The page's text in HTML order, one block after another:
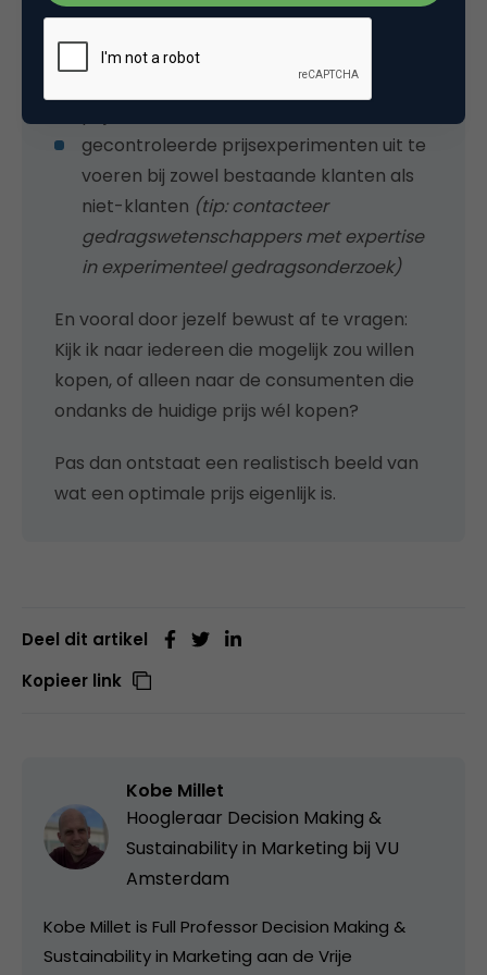
te meten waar bezoekers afhaken
te achterhalen waarom ze afhaken
vraag te analyseren bij verschillende
gecontroleerde prijsexperimenten uit te
voeren bij zowel bestaande klanten als
niet-klanten (tip: contacteer
gedragswetenschappers met expertise
in experimenteel gedragsonderzoek)
En vooral door jezelf bewust af te vragen:
Kijk ik naar iedereen die mogelijk zou willen
kopen, of alleen naar de consumenten die
ondanks de huidige prijs wél kopen?
Pas dan ontstaat een realistisch beeld van
wat een optimale prijs eigenlijk is.
Deel dit artikel
Kopieer link
Kobe Millet
Hoogleraar Decision Making &
Sustainability in Marketing bij VU
Amsterdam
Kobe Millet is Full Professor Decision Making &
Sustainability in Marketing aan de Vrije